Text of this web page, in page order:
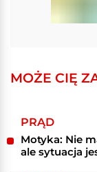
MOŻE CIĘ
PRĄD
Motyka: Nie
ale sytuacja